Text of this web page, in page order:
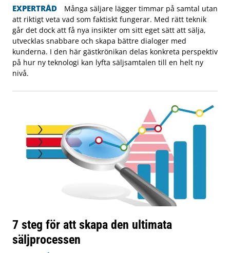
EXPERTRÅD
Många säljare lägger timmar på samtal utan
att riktigt veta vad som faktiskt fungerar. Med rätt teknik
går det dock att få nya insikter om sitt eget sätt att sälja,
utvecklas snabbare och skapa bättre dialoger med
kunderna. I den här gästkrönikan delas konkreta perspektiv
på hur ny teknologi kan lyfta säljsamtalen till en helt ny
nivå.
7 steg för att skapa den ultimata
säljprocessen